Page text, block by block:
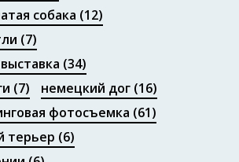
собака (12)
(7)
(34)
(7) немецкий дог (16)
фотосъемка (61)
терьер (6)